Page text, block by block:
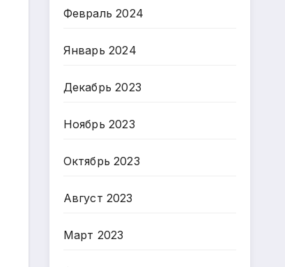
Февраль 2024
Январь 2024
Декабрь 2023
Ноябрь 2023
Октябрь 2023
Август 2023
Март 2023